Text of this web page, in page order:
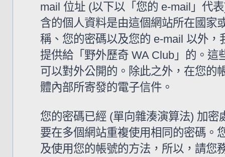
mail 位址 (以下以「您的 e-mail」代
含的個人資料是由這個網站所在國家
稱、您的密碼以及您的 e-mail 以外
提供給「野外歷奇 WA Club」的。
可以對外公開的。除此之外，在您的
體內部所寄發的電子信件。
您的密碼已經 (單向雜湊演算法) 加
要在多個網站重複使用相同的密碼。
及使用您的帳號的方法，所以，請您